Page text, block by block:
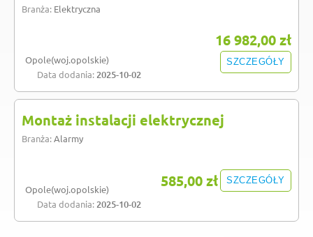
Branża: Elektryczna
Opole(woj.opolskie)
Data dodania: 2025-10-02
16 982,00 zł
SZCZEGÓŁY
Montaż instalacji elektrycznej
Branża:Alarmy
Opole(woj.opolskie)
Data dodania: 2025-10-02
585,00 zł SZCZEGÓŁY